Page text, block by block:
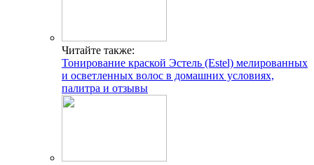
Низкое нижнее давление: как помочь больному
Особенности лечения ишемии головного мозга
Обширный инфаркт: шансы выжить и последствия
Свежие публикации
преимущества, цены